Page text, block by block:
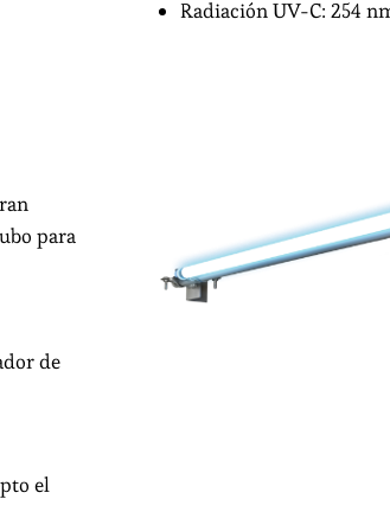
Radiación UV-C: 254
para
de
el